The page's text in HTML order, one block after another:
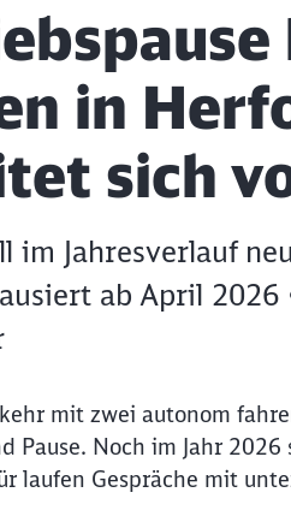
in
sich
im Jahresverlauf
ab April
mit zwei autonom
Pause. Noch im Jahr
laufen Gespräche mit